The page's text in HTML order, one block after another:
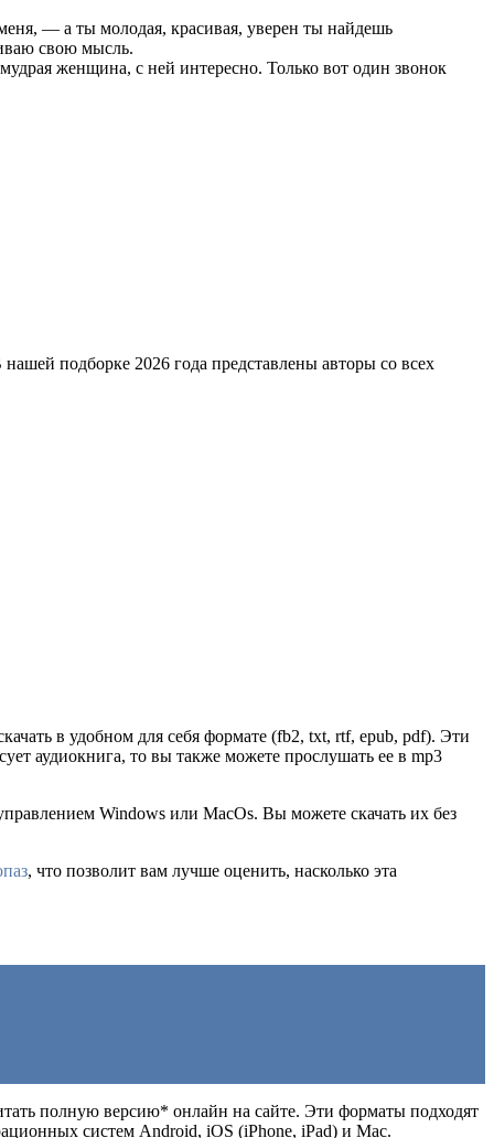
— а ты молодая, красивая, уверен ты найдешь
свою мысль.
женщина, с ней интересно. Только вот один звонок
подборке 2026 года представлены авторы со всех
в удобном для себя формате (fb2, txt, rtf, epub, pdf). Эти
аудиокнига, то вы также можете прослушать ее в mp3
Windows или MacOs. Вы можете скачать их без
, что позволит вам лучше оценить, насколько эта
полную версию* онлайн на сайте. Эти форматы подходят
систем Android, iOS (iPhone, iPad) и Mac.